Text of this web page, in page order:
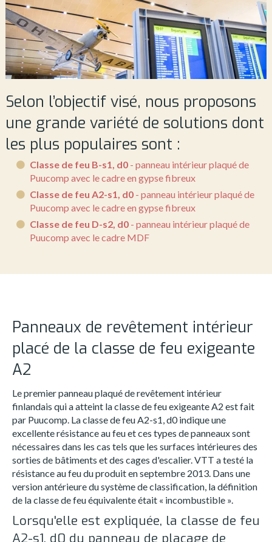
Selon l’objectif visé, nous proposons
une grande variété de solutions dont
les plus populaires sont :
Classe de feu B-s1, d0- panneau intérieur plaqué de
Puucomp avec le cadre en gypse fibreux
Classe de feu A2-s1, d0- panneau intérieur plaqué de
Puucomp avec le cadre en gypse fibreux
Classe de feu D-s2, d0- panneau intérieur plaqué de
Puucomp avec le cadre MDF
Panneaux de revêtement intérieur
placé de la classe de feu exigeante
A2
Le premier panneau plaqué de revêtement intérieur
finlandais qui a atteint la classe de feu exigeante A2 est fait
par Puucomp. La classe de feu A2-s1, d0 indique une
excellente résistance au feu et ces types de panneaux sont
nécessaires dans les cas tels que les surfaces intérieures des
sorties de bâtiments et des cages d'escalier. VTT a testé la
résistance au feu du produit en septembre 2013. Dans une
version antérieure du système de classification, la définition
de la classe de feu équivalente était « incombustible ».
Lorsqu'elle est expliquée, la classe de feu
A2-s1, d0 du panneau de placage de